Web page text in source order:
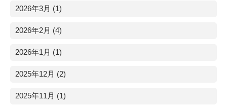
2026年3月 (1)
2026年2月 (4)
2026年1月 (1)
2025年12月 (2)
2025年11月 (1)